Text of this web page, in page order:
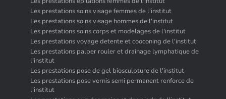
Les prestations soins visage femmes de l'institut
Les prestations soins visage hommes de l'institut
Les prestations soins corps et modelages de l'institut
Les prestations voyage detente et cooconing de l'institut
Les prestations palper rouler et drainage lymphatique de
l'institut
Les prestations pose de gel biosculpture de l'institut
Les prestations pose vernis semi permanent renforce de
l'institut